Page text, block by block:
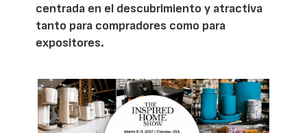
centrada en el descubrimiento y atractiva
tanto para compradores como para
expositores.